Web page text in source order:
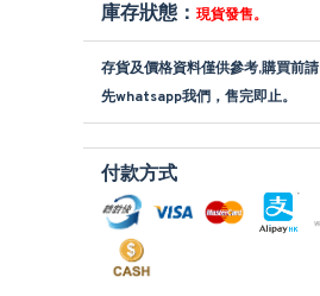
庫存狀態： 現貨發售。
存貨及價格資料僅供參考,購買前請
先whatsapp我們，售完即止。
付款方式